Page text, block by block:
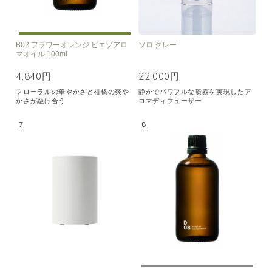
B02 フラワーオレンジ ピエゾアロ
マオイル 100ml
4,840円
フローラルの華やかさと柑橘の爽や
かさが融け合う
ソロ グレー
22,000円
静かでパワフルな噴霧を実現したア
ロマディフューザー